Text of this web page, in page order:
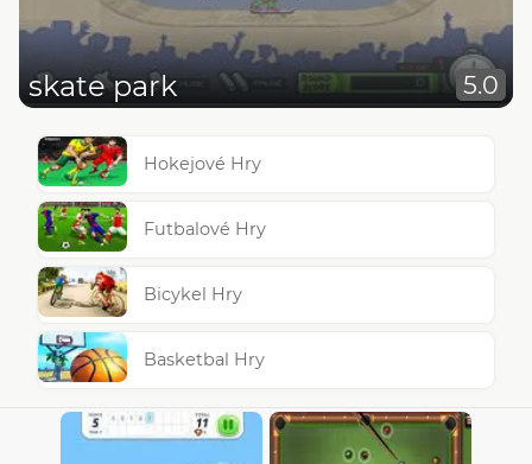
skate park 5.0
Hokejové Hry
Futbalové Hry
Bicykel Hry
Basketbal Hry